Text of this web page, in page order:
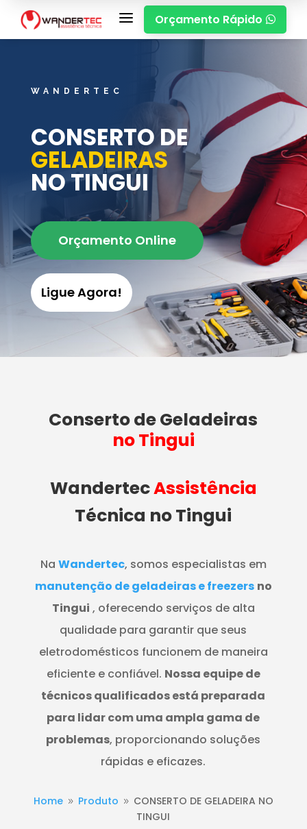
a Orçamento Rápido 
WANDERTEC
CONSERTO DE
GELADEIRAS
NO TINGUI
Orçamento Online
Ligue Agora!
Conserto de Geladeiras
no Tingui
WandertecAssistência
Técnica no Tingui
Na Wandertec, somos especialistas em
manutenção de geladeiras e freezers no
Tingui , oferecendo serviços de alta
qualidade para garantir que seus
eletrodomésticos funcionem de maneira
eficiente e confiável. Nossa equipe de
técnicos qualificados está preparada
para lidar com uma ampla gama de
problemas, proporcionando soluções
rápidas e eficazes.
Home 9 Produto 9 CONSERTO DE GELADEIRA NO
TINGUI